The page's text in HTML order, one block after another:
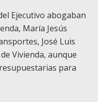
Ejecutivo abogaban
María Jesús
José Luis
Vivienda, aunque
para